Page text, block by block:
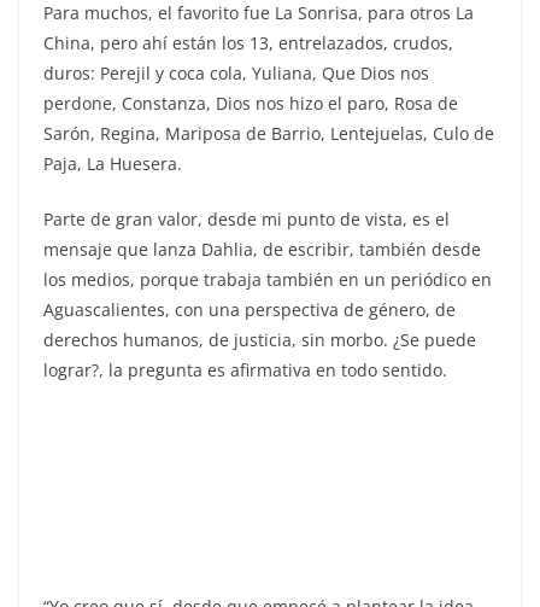
Para muchos, el favorito fue La Sonrisa, para otros La
China, pero ahí están los 13, entrelazados, crudos,
duros: Perejil y coca cola, Yuliana, Que Dios nos
perdone, Constanza, Dios nos hizo el paro, Rosa de
Sarón, Regina, Mariposa de Barrio, Lentejuelas, Culo de
Paja, La Huesera.
Parte de gran valor, desde mi punto de vista, es el
mensaje que lanza Dahlia, de escribir, también desde
los medios, porque trabaja también en un periódico en
Aguascalientes, con una perspectiva de género, de
derechos humanos, de justicia, sin morbo. ¿Se puede
lograr?, la pregunta es afirmativa en todo sentido.